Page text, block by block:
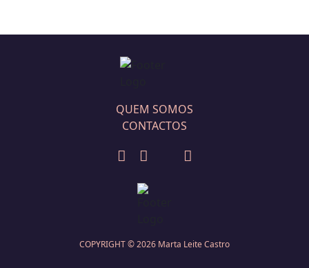
QUEM SOMOS
CONTACTOS
COPYRIGHT ©2026 Marta Leite Castro